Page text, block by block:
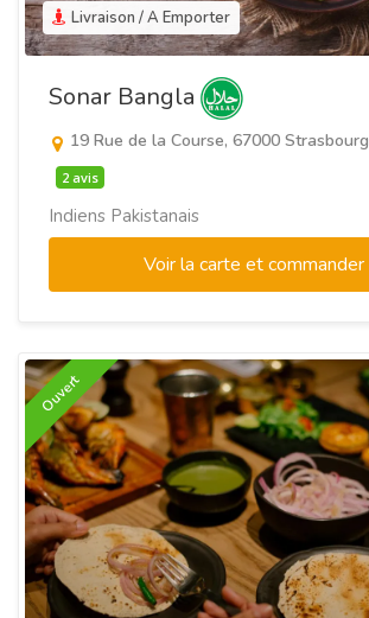
Livraison / A Emporter
Sonar Bangla
19 Rue de la Course, 67000 Strasbourg
2 avis
Indiens Pakistanais
Voir la carte et commander
Ouvert